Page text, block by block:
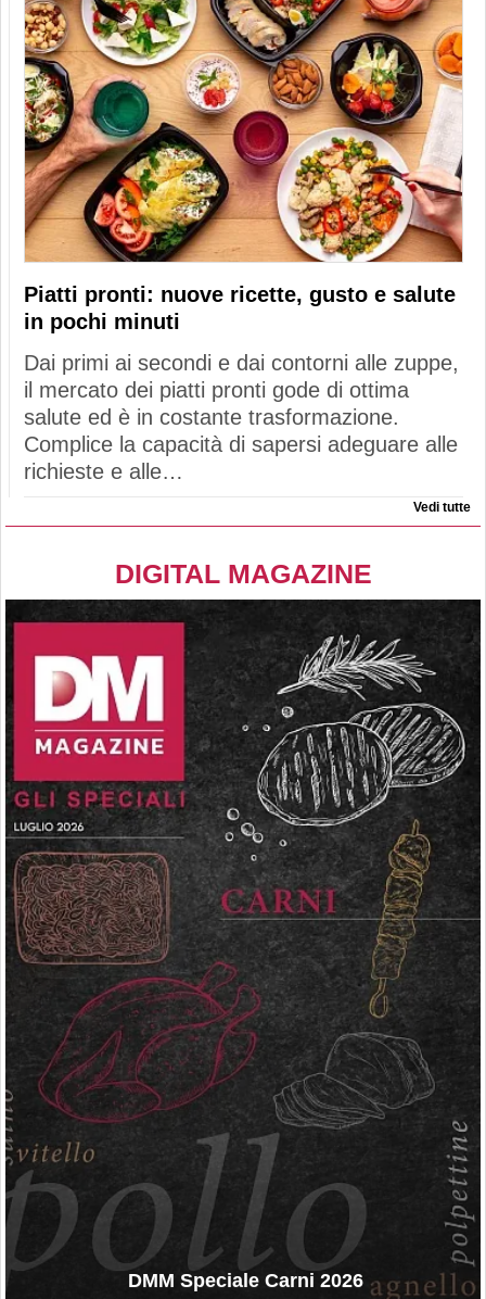
Piatti pronti: nuove ricette, gusto e salute
in pochi minuti
Dai primi ai secondi e dai contorni alle zuppe,
il mercato dei piatti pronti gode di ottima
salute ed è in costante trasformazione.
Complice la capacità di sapersi adeguare alle
richieste e alle…
Vedi tutte
DIGITAL MAGAZINE
DMM Speciale Carni 2026